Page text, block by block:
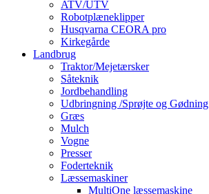
ATV/UTV
Robotplæneklipper
Husqvarna CEORA pro
Kirkegårde
Landbrug
Traktor/Mejetærsker
Såteknik
Jordbehandling
Udbringning /Sprøjte og Gødning
Græs
Mulch
Vogne
Presser
Foderteknik
Læssemaskiner
MultiOne læssemaskine